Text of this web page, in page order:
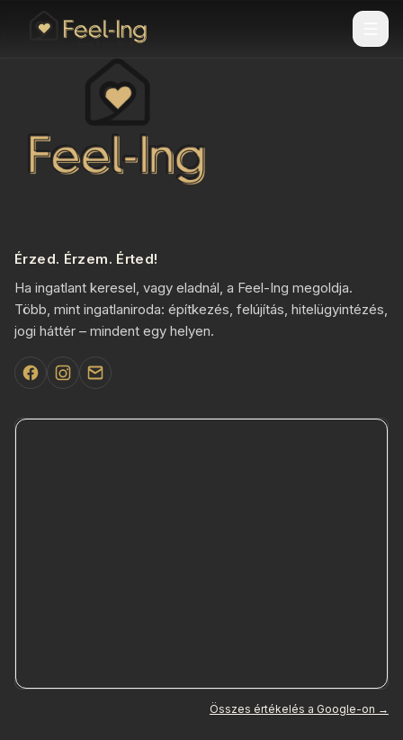
Érzed. Érzem. Érted!
Ha ingatlant keresel, vagy eladnál, a Feel-Ing megoldja.
Több, mint ingatlaniroda: építkezés, felújítás, hitelügyintézés,
jogi háttér – mindent egy helyen.
Összes értékelés a Google-on →